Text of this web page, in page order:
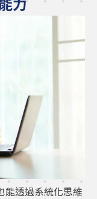
能透過系統化思維